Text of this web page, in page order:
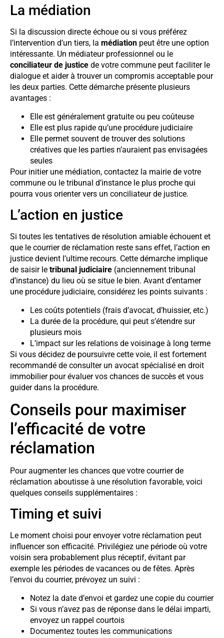
La médiation
Si la discussion directe échoue ou si vous préférez
l’intervention d’un tiers, la médiation peut être une option
intéressante. Un médiateur professionnel ou le
conciliateur de justice de votre commune peut faciliter le
dialogue et aider à trouver un compromis acceptable pour
les deux parties. Cette démarche présente plusieurs
avantages :
Elle est généralement gratuite ou peu coûteuse
Elle est plus rapide qu’une procédure judiciaire
Elle permet souvent de trouver des solutions
créatives que les parties n’auraient pas envisagées
seules
Pour initier une médiation, contactez la mairie de votre
commune ou le tribunal d’instance le plus proche qui
pourra vous orienter vers un conciliateur de justice.
L’action en justice
Si toutes les tentatives de résolution amiable échouent et
que le courrier de réclamation reste sans effet, l’action en
justice devient l’ultime recours. Cette démarche implique
de saisir le tribunal judiciaire (anciennement tribunal
d’instance) du lieu où se situe le bien. Avant d’entamer
une procédure judiciaire, considérez les points suivants :
Les coûts potentiels (frais d’avocat, d’huissier, etc.)
La durée de la procédure, qui peut s’étendre sur
plusieurs mois
L’impact sur les relations de voisinage à long terme
Si vous décidez de poursuivre cette voie, il est fortement
recommandé de consulter un avocat spécialisé en droit
immobilier pour évaluer vos chances de succès et vous
guider dans la procédure.
Conseils pour maximiser
l’efficacité de votre
réclamation
Pour augmenter les chances que votre courrier de
réclamation aboutisse à une résolution favorable, voici
quelques conseils supplémentaires :
Timing et suivi
Le moment choisi pour envoyer votre réclamation peut
influencer son efficacité. Privilégiez une période où votre
voisin sera probablement plus réceptif, évitant par
exemple les périodes de vacances ou de fêtes. Après
l’envoi du courrier, prévoyez un suivi :
Notez la date d’envoi et gardez une copie du courrier
Si vous n’avez pas de réponse dans le délai imparti,
envoyez un rappel courtois
Documentez toutes les communications